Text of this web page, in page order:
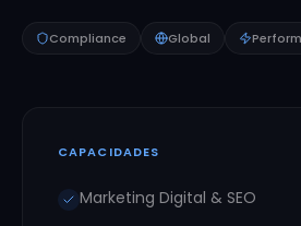
Compliance Global
CAPACIDADES
Marketing Digital & SEO